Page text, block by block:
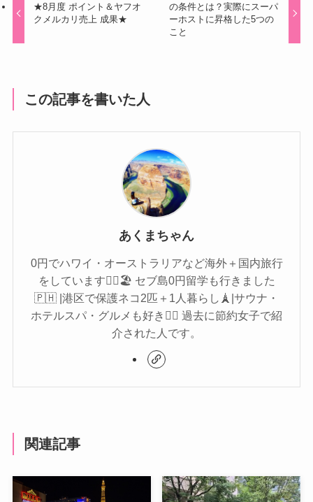
★8月度 ポイント＆ヤフオ
クメルカリ売上 成果★
の条件とは？実際にスーパ
ーホストに昇格した5つの
こと
この記事を書いた人
あくまちゃん
0円でハワイ・オーストラリアなど海外＋国内旅行
をしています🏄‍♀️🏖 セブ島0円留学も行きました
🇵🇭 |港区で保護ネコ2匹＋1人暮らし🗼|サウナ・
ホテルスパ・グルメも好き🧖‍♀️ 過去に節約女子で紹
介された人です。
関連記事